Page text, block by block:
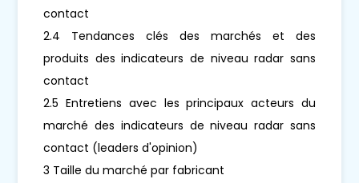
contact
2.4 Tendances clés des marchés et des
produits des indicateurs de niveau radar sans
contact
2.5 Entretiens avec les principaux acteurs du
marché des indicateurs de niveau radar sans
contact (leaders d'opinion)
3 Taille du marché par fabricant